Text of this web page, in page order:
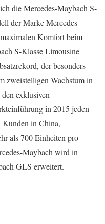
die Mercedes-Maybach S-
der Marke Mercedes-
Komfort beim
S-Klasse Limousine
der besonders
zweistelligen Wachstum in
exklusiven
in 2015 jeden
Kunden in China,
als 700 Einheiten pro
Maybach wird in
GLS erweitert.